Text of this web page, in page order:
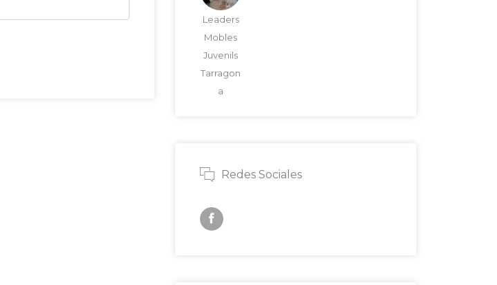
Leaders
Mobles
Juvenils
Tarragon
a
Redes Sociales